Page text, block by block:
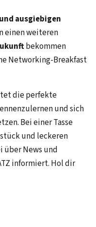
ausgiebigen
einen weiteren
bekommen
Networking-Breakfast
die perfekte
und sich
Bei einer Tasse
und leckeren
über News und
informiert. Hol dir